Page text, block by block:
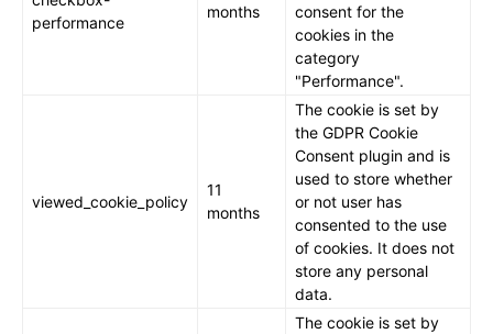
performance
months
consent for the
cookies in the
category
"Performance".
viewed_cookie_policy
11
months
The cookie is set by
the GDPR Cookie
Consent plugin and is
used to store whether
or not user has
consented to the use
of cookies. It does not
store any personal
data.
The cookie is set by